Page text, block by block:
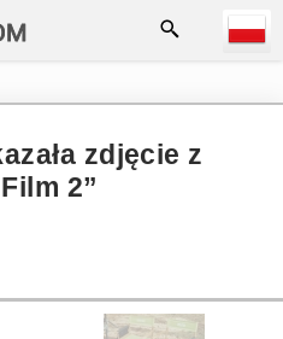
zdjęcie z
2”